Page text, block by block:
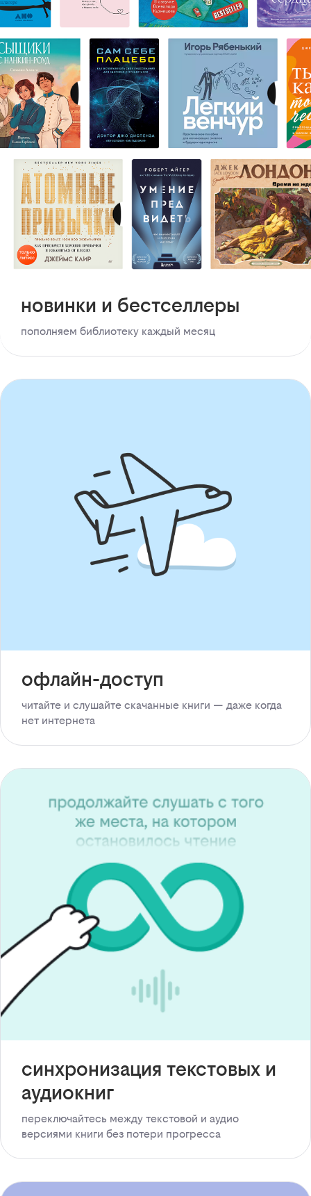
новинки и бестселлеры
пополняем библиотеку каждый месяц
офлайн-доступ
читайте и слушайте скачанные книги — даже когда
нет интернета
синхронизация текстовых и
аудиокниг
переключайтесь между текстовой и аудио
версиями книги без потери прогресса